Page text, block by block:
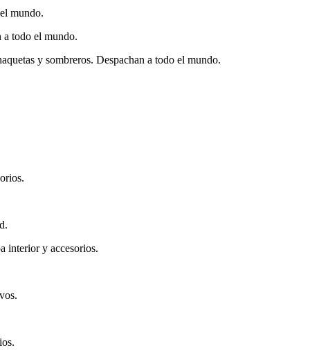
mundo.
a todo el mundo.
y sombreros. Despachan a todo el mundo.
interior y accesorios.